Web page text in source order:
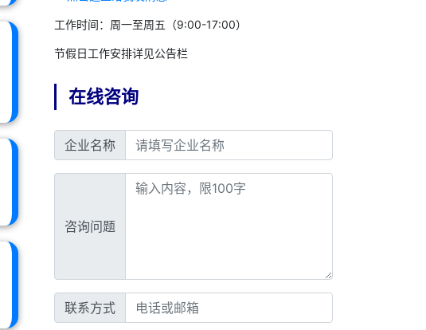
工作时间：周一至周五（9:00-17:00）
节假日工作安排详见公告栏
在线咨询
企业名称
咨询问题
联系方式